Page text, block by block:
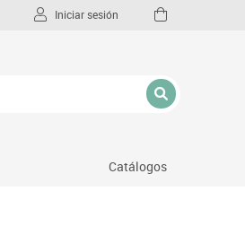
Iniciar sesión
Catálogos